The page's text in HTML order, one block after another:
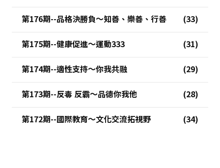
第176期--品格決勝負～知善、樂善、行善
第175期--健康促進～運動333
第174期--適性支持～你我共融
第173期--反毒 反霸～品德你我他
第172期--國際教育～文化交流拓視野